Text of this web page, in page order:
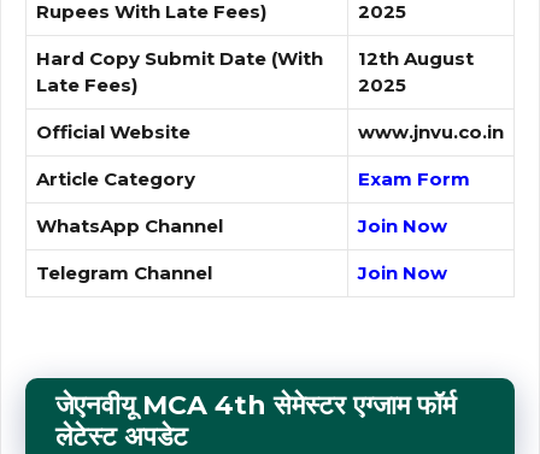
Rupees With Late Fees)
2025
Hard Copy Submit Date (With
Late Fees)
12th August
2025
Official Website www.jnvu.co.in
Article Category Exam Form
WhatsApp Channel Join Now
Telegram Channel Join Now
जेएनवीयू MCA 4th सेमेस्टर एग्जाम फॉर्म
लेटेस्ट अपडेट